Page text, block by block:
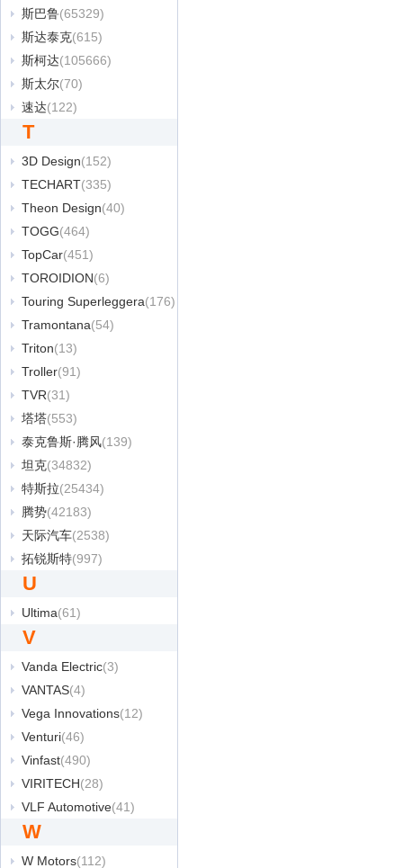
斯巴鲁(65329)
斯达泰克(615)
斯柯达(105666)
斯太尔(70)
速达(122)
T
3D Design(152)
TECHART(335)
Theon Design(40)
TOGG(464)
TopCar(451)
TOROIDION(6)
Touring Superleggera(176)
Tramontana(54)
Triton(13)
Troller(91)
TVR(31)
塔塔(553)
泰克鲁斯·腾风(139)
坦克(34832)
特斯拉(25434)
腾势(42183)
天际汽车(2538)
拓锐斯特(997)
U
Ultima(61)
V
Vanda Electric(3)
VANTAS(4)
Vega Innovations(12)
Venturi(46)
Vinfast(490)
VIRITECH(28)
VLF Automotive(41)
W
W Motors(112)